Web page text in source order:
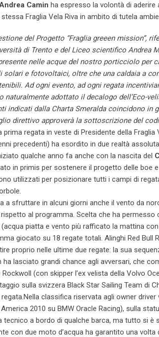
Camin ha espresso la volontà di aderire
Fraglia Vela Riva in ambito di tutela
del Progetto “Fraglia greeen mission”,
di Trento e del Liceo scientifico Andrea
nelle acque del nostro porticciolo per
e fotovoltaici, oltre che una caldaia a
Ad ogni evento, ad ogni regata
naturalmente adottato il decalogo dell’Eco-
indicati dalla Charta Smeralda coincidono in
direttivo approverà la sottoscrizione del
regata in veste di Presidente della Fraglia
precedenti) ha esordito in due realtà
qualche anno fa anche con la nascita del
in primis per sostenere il progetto delle boe
utilizzati per posizionare tutti i campi di
sfruttare in alcuni giorni anche il vento da
al programma. Scelta che ha permesso
piatta e vento più rafficato la mattina
giocato su 18 regate totali. Alinghi Red Bull
proprio nelle ultime due regate: la sua
lasciato grandi chance agli avversari, che
(con skipper l’ex velista della Volvo
sulla svizzera Black Star Sailing Team di
classifica riservata agli owner driver
2010 su BMW Oracle Racing), sulla
a bordo di qualche barca, ma tutto si è
con due moto d’acqua ha garantito una volta